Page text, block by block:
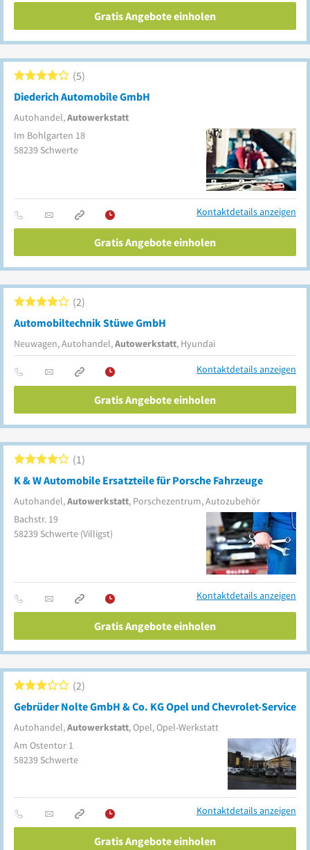
Gratis Angebote einholen
Diederich Automobile GmbH
Autohandel,Autowerkstatt
5
Im Bohlgarten 18
58239 Schwerte
Kontaktdetails anzeigen
Gratis Angebote einholen
Automobiltechnik Stüwe GmbH
Neuwagen, Autohandel,Autowerkstatt, Hyundai
2
Kontaktdetails anzeigen
Gratis Angebote einholen
K & W Automobile Ersatzteile für Porsche Fahrzeuge
Autohandel,Autowerkstatt, Porschezentrum, Autozubehör
1
Bachstr. 19
58239 Schwerte (Villigst)
Kontaktdetails anzeigen
Gratis Angebote einholen
Gebrüder Nolte GmbH & Co. KG Opel und Chevrolet-Service
Autohandel,Autowerkstatt, Opel, Opel-Werkstatt
2
Am Ostentor 1
58239 Schwerte
Kontaktdetails anzeigen
Gratis Angebote einholen